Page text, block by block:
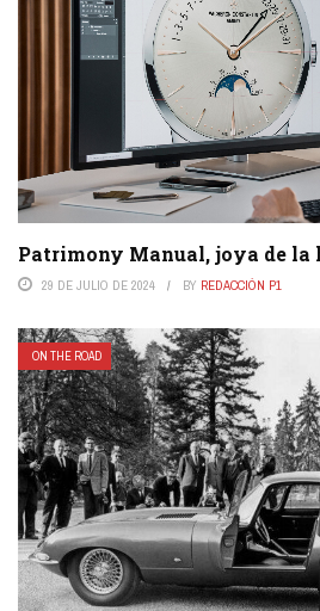
Patrimony Manual, joya de la
29 DE JULIO DE 2024 BY REDACCIÓN P1
ON THE ROAD